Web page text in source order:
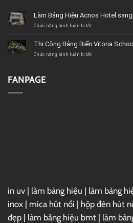
hiệu
showroom
Làm Bảng Hiệu Acnos Hotel
Chức năng bình luận bị tắtở
Hiệu
Acnos
Thi Công Bảng Biển Vitoria
Chức năng bình luận bị tắtở
FANPAGE
in uv | làm bảng hiệu | làm bảng
inox | mica hút nổi | hộp đèn hút
đẹp | làm bảng hiệu bmt | làm